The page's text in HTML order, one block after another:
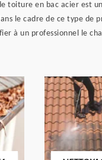
toiture en bac acier est
le cadre de ce type de
à un professionnel le